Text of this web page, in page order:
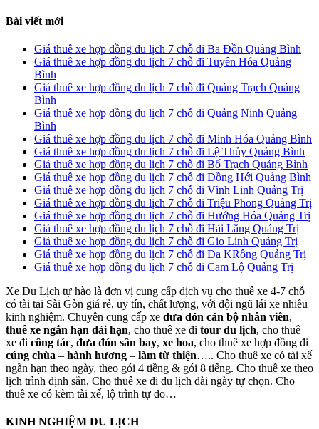
Bài viết mới
Giá thuê xe hợp đồng du lịch 7 chỗ đi Ba Đồn Quảng Bình
Giá thuê xe hợp đồng du lịch 7 chỗ đi Tuyên Hóa Quảng
Bình
Giá thuê xe hợp đồng du lịch 7 chỗ đi Quảng Trạch Quảng
Bình
Giá thuê xe hợp đồng du lịch 7 chỗ đi Quảng Ninh Quảng
Bình
Giá thuê xe hợp đồng du lịch 7 chỗ đi Minh Hóa Quảng Bình
Giá thuê xe hợp đồng du lịch 7 chỗ đi Lệ Thủy Quảng Bình
Giá thuê xe hợp đồng du lịch 7 chỗ đi Bố Trạch Quảng Bình
Giá thuê xe hợp đồng du lịch 7 chỗ đi Đồng Hới Quảng Bình
Giá thuê xe hợp đồng du lịch 7 chỗ đi Vĩnh Linh Quảng Trị
Giá thuê xe hợp đồng du lịch 7 chỗ đi Triệu Phong Quảng Trị
Giá thuê xe hợp đồng du lịch 7 chỗ đi Hướng Hóa Quảng Trị
Giá thuê xe hợp đồng du lịch 7 chỗ đi Hải Lăng Quảng Trị
Giá thuê xe hợp đồng du lịch 7 chỗ đi Gio Linh Quảng Trị
Giá thuê xe hợp đồng du lịch 7 chỗ đi Đa KRông Quảng Trị
Giá thuê xe hợp đồng du lịch 7 chỗ đi Cam Lộ Quảng Trị
Xe Du Lịch tự hào là đơn vị cung cấp dịch vụ cho thuê xe 4-7 chỗ
có tài tại Sài Gòn giá rẻ, uy tín, chất lượng, với đội ngũ lái xe nhiều
kinh nghiệm. Chuyên cung cấp xe đưa đón cán bộ nhân viên,
thuê xe ngắn hạn dài hạn, cho thuê xe đi tour du lịch, cho thuê
xe đi công tác, đưa đón sân bay, xe hoa, cho thuê xe hợp đồng đi
cúng chùa – hành hương – làm từ thiện….. Cho thuê xe có tài xế
ngắn hạn theo ngày, theo gói 4 tiềng & gói 8 tiếng. Cho thuê xe theo
lịch trình định sẵn, Cho thuê xe đi du lịch dài ngày tự chọn. Cho
thuê xe có kèm tài xế, lộ trình tự do…
KINH NGHIỆM DU LỊCH